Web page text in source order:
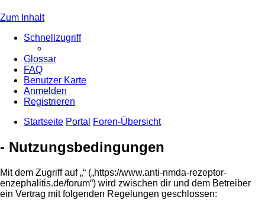
Zum Inhalt
Schnellzugriff
Glossar
FAQ
Benutzer Karte
Anmelden
Registrieren
Startseite Portal Foren-Übersicht
- Nutzungsbedingungen
Mit dem Zugriff auf „“ („https://www.anti-nmda-rezeptor-
enzephalitis.de/forum“) wird zwischen dir und dem Betreiber
ein Vertrag mit folgenden Regelungen geschlossen: